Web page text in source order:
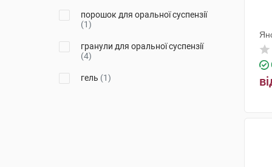
порошок для оральної суспензії
(1)
гранули для оральної суспензії
(4)
гель (1)